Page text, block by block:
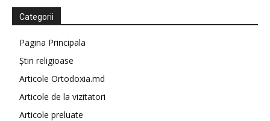
Categorii
Pagina Principala
Știri religioase
Articole Ortodoxia.md
Articole de la vizitatori
Articole preluate